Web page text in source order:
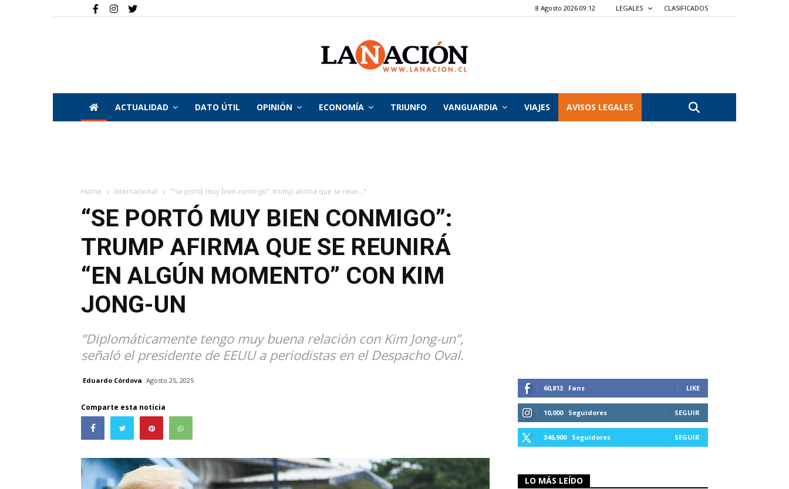
8 Agosto 2026 09:12 LEGALES CLASIFICADOS
La
ACTUALIDAD DATO ÚTIL OPINIÓN ECONOMÍA TRIUNFO VANGUARDIA VIAJES AVISOS LEGALES
Home Internacional "“se portó muy bien conmigo”: trump afirma que se reun..."
“SE PORTÓ MUY BIEN CONMIGO”:
TRUMP AFIRMA QUE SE REUNIRÁ
“EN ALGÚN MOMENTO” CON KIM
JONG-UN
“Diplomáticamente tengo muy buena relación con Kim Jong-un”,
señaló el presidente de EEUU a periodistas en el Despacho Oval.
Eduardo Córdova Agosto 25, 2025
Comparte esta noticia
60,813 Fans LIKE
10,000 Seguidores SEGUIR
346,900 Seguidores SEGUIR
LO MÁS LEÍDO